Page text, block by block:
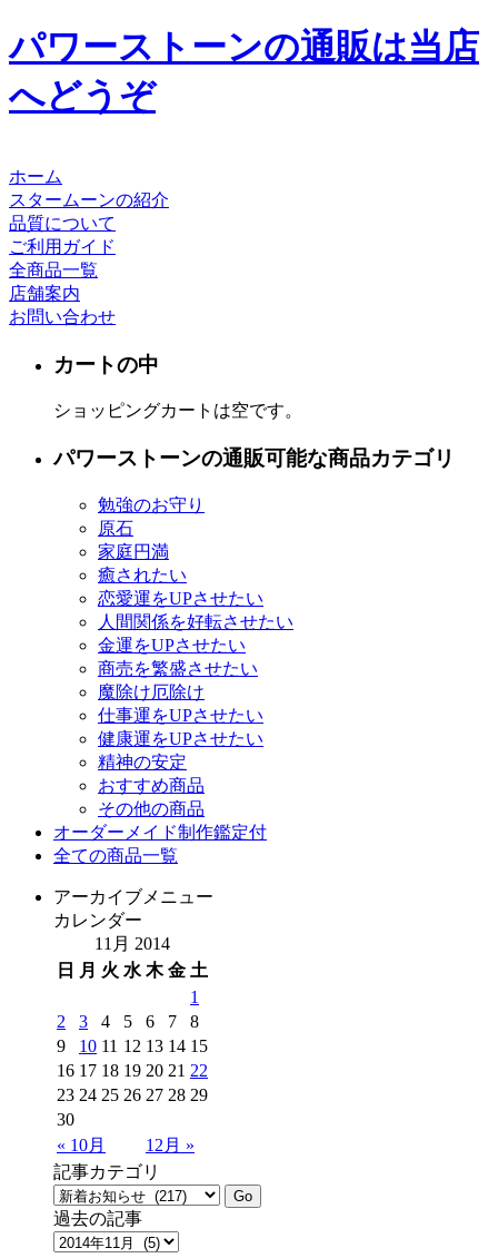
パワーストーンの通販は当店
へどうぞ
ホーム
スタームーンの紹介
品質について
ご利用ガイド
全商品一覧
店舗案内
お問い合わせ
カートの中
ショッピングカートは空です。
パワーストーンの通販可能な商品カテゴリ
勉強のお守り
原石
家庭円満
癒されたい
恋愛運をUPさせたい
人間関係を好転させたい
金運をUPさせたい
商売を繁盛させたい
魔除け厄除け
仕事運をUPさせたい
健康運をUPさせたい
精神の安定
おすすめ商品
その他の商品
オーダーメイド制作鑑定付
全ての商品一覧
アーカイブメニュー
カレンダー
11月 2014
日
月 火 水 木 金 土
« 10月 12月 »
1
2
3 4 5 6 7
8
9
10 11 12 13 14 15
16 17 18 19 20 21 22
23 24 25 26 27 28 29
30
記事カテゴリ
過去の記事